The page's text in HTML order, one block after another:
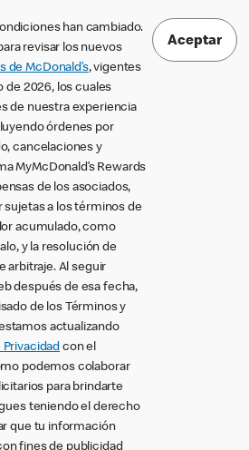
han cambiado.
revisar los nuevos
de McDonald’s, vigentes
de 2026, los cuales
de nuestra experiencia
órdenes por
cancelaciones y
MyMcDonald’s Rewards
de los asociados,
sujetas a los términos de
acumulado, como
y la resolución de
arbitraje. Al seguir
después de esa fecha,
de los Términos y
actualizando
con el
podemos colaborar
para brindarte
teniendo el derecho
que tu información
fines de publicidad
Aceptar